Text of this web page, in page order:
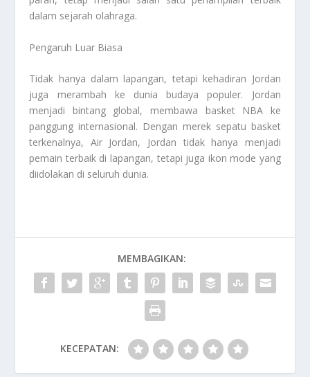
dalam sejarah olahraga.
Pengaruh Luar Biasa
Tidak hanya dalam lapangan, tetapi kehadiran Jordan
juga merambah ke dunia budaya populer. Jordan
menjadi bintang global, membawa basket NBA ke
panggung internasional. Dengan merek sepatu basket
terkenalnya, Air Jordan, Jordan tidak hanya menjadi
pemain terbaik di lapangan, tetapi juga ikon mode yang
diidolakan di seluruh dunia.
MEMBAGIKAN:
KECEPATAN: